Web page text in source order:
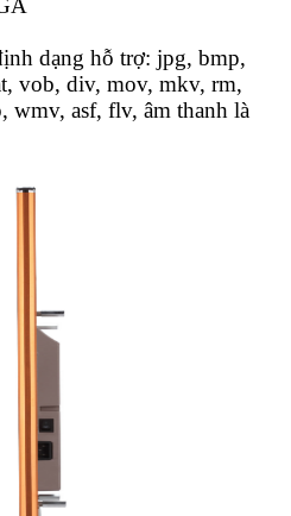
dạng hỗ trợ: jpg, bmp,
vob, div, mov, mkv, rm,
wmv, asf, flv, âm thanh là